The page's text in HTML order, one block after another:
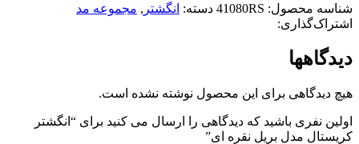
شناسه محصول: 41080RS دسته: انگشتر , مجموعه مد
اشتراک‌گذاری:
دیدگاهها
هیچ دیدگاهی برای این محصول نوشته نشده است.
اولین نفری باشید که دیدگاهی را ارسال می کنید برای “انگشتر
کریستال مدل بریل نقره ای”